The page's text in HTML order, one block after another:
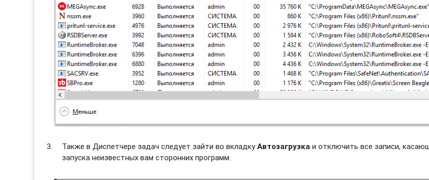
Также в Диспетчере задач следует зайти во вкладкуАвтозагрузка и отключить все записи,
запуска неизвестных вам сторонних программ.